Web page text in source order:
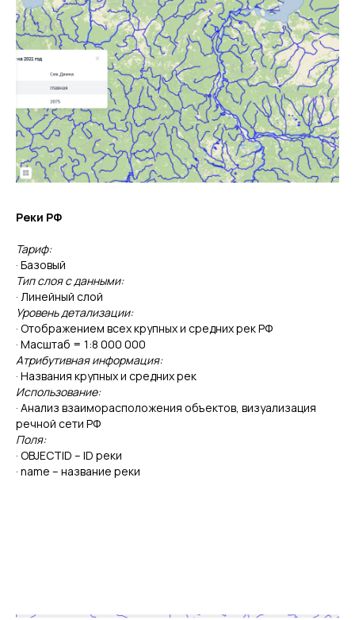
Реки РФ
Тариф:
· Базовый
Тип слоя с данными:
· Линейный слой
Уровень детализации:
· Отображением всех крупных и средних рек РФ
· Масштаб = 1:8 000 000
Атрибутивная информация:
· Названия крупных и средних рек
Использование:
· Анализ взаиморасположения объектов, визуализация
речной сети РФ
Поля:
· OBJECTID – ID реки
· name – название реки